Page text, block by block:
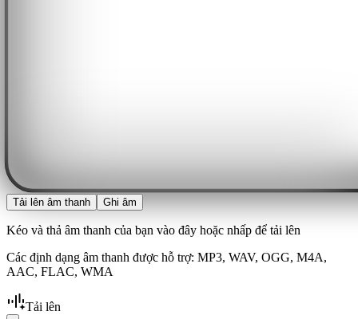
Tải lên âm thanh Ghi âm
Kéo và thả âm thanh của bạn vào đây hoặc nhấp để tải lên
Các định dạng âm thanh được hỗ trợ: MP3, WAV, OGG, M4A,
AAC, FLAC, WMA
Tải lên